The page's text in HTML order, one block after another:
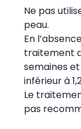
Ne pas
peau.
En
traitement
semaines
inférieur à
Le
pas